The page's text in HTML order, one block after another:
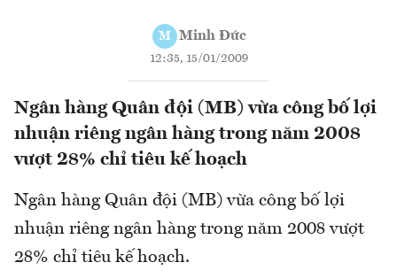
M Minh Đức
12:35, 15/01/2009
Ngân hàng Quân đội (MB) vừa công bố lợi
nhuận riêng ngân hàng trong năm 2008
vượt 28% chỉ tiêu kế hoạch
Ngân hàng Quân đội (MB) vừa công bố lợi
nhuận riêng ngân hàng trong năm 2008 vượt
28% chỉ tiêu kế hoạch.